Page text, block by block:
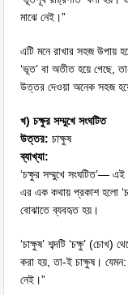
মাঝে নেই।”
এটি মনে রাখার সহজ উপায়
‘ভূত’ বা অতীত হয়ে গেছে,
উত্তর দেওয়া অনেক সহজ
খ) চক্ষুর সম্মুখে সংঘটিত
উত্তর: চাক্ষুষ
ব্যাখ্যা:
‘চক্ষুর সম্মুখে সংঘটিত’—
এর এক কথায় প্রকাশ হলো
বোঝাতে ব্যবহৃত হয়।
‘চাক্ষুষ’ শব্দটি ‘চক্ষু’
করা হয়, তা-ই চাক্ষুষ।
নেই।”